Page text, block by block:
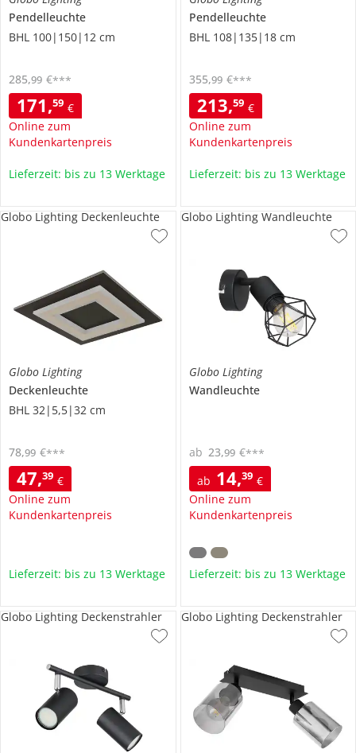
Pendelleuchte
BHL 100|150|12 cm
171,59 €
Online zum
Kundenkartenpreis
285,99 €***
Lieferzeit: bis zu 13 Werktage
Pendelleuchte
BHL 108|135|18 cm
213,59 €
Online zum
Kundenkartenpreis
355,99 €***
Lieferzeit: bis zu 13 Werktage
Globo Lighting
Deckenleuchte
BHL 32|5,5|32 cm
47,39 €
Online zum
Kundenkartenpreis
78,99 €***
Globo Lighting Deckenleuchte
Lieferzeit: bis zu 13 Werktage
Globo Lighting
Wandleuchte
ab 14,39 €
Online zum
Kundenkartenpreis
ab 23,99 €***
Globo Lighting Wandleuchte
Lieferzeit: bis zu 13 Werktage
Globo Lighting Deckenstrahler Globo Lighting Deckenstrahler